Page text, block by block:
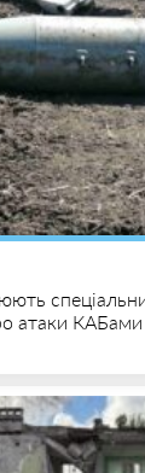
атаки КАБами